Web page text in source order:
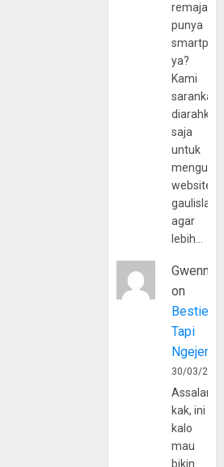
remaja
punya
ya?
Kami
sarankan,
diarahkan
saja
untuk
website
agar
lebih…
Gwenny
on
Bestie
Tapi
30/03/
kak, ini
kalo
mau
bikin